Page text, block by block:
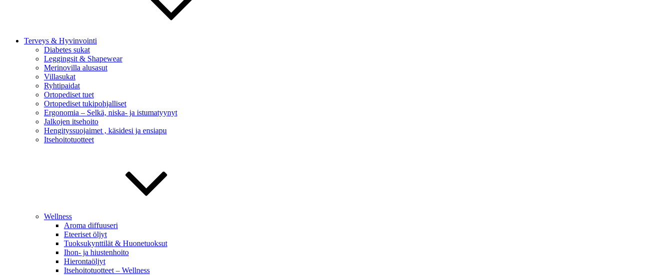
Terveys & Hyvinvointi
Diabetes sukat
Leggingsit & Shapewear
Merinovilla alusasut
Villasukat
Ryhtipaidat
Ortopediset tuet
Ortopediset tukipohjalliset
Ergonomia – Selkä, niska- ja istumatyynyt
Jalkojen itsehoito
Hengityssuojaimet , käsidesi ja ensiapu
Itsehoitotuotteet
Wellness
Aroma diffuuseri
Eteeriset öljyt
Tuoksukynttilät & Huonetuoksut
Ihon- ja hiustenhoito
Hierontaöljyt
Itsehoitotuotteet – Wellness